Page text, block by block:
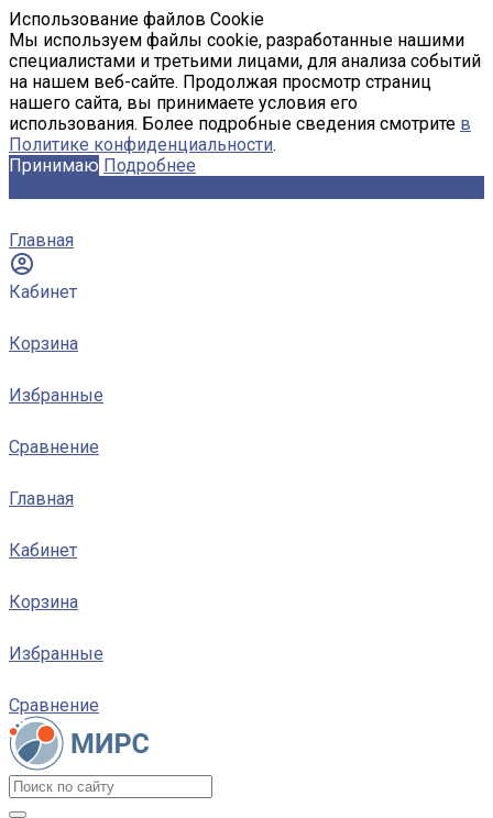
Использование файлов Cookie
Мы используем файлы cookie, разработанные нашими
специалистами и третьими лицами, для анализа событий
на нашем веб-сайте. Продолжая просмотр страниц
нашего сайта, вы принимаете условия его
использования. Более подробные сведения смотрите в
Политике конфиденциальности.
Принимаю Подробнее
Главная
Кабинет
Корзина
Избранные
Сравнение
Главная
Кабинет
Корзина
Избранные
Сравнение